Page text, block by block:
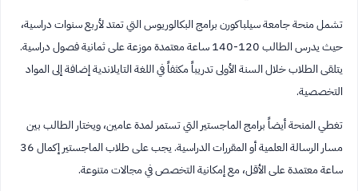
تشمل منحة جامعة سيلباكورن برامج البكالوريوس التي تمتد لأربع سنوات دراسية،
حيث يدرس الطالب 120-140 ساعة معتمدة موزعة على ثمانية فصول دراسية.
يتلقى الطلاب خلال السنة الأولى تدريباً مكثفاً في اللغة التايلاندية إضافة إلى المواد
التخصصية.
تغطي المنحة أيضاً برامج الماجستير التي تستمر لمدة عامين، ويختار الطالب بين
مسار الرسالة العلمية أو المقررات الدراسية. يجب على طلاب الماجستير إكمال 36
ساعة معتمدة على الأقل، مع إمكانية التخصص في مجالات متنوعة.